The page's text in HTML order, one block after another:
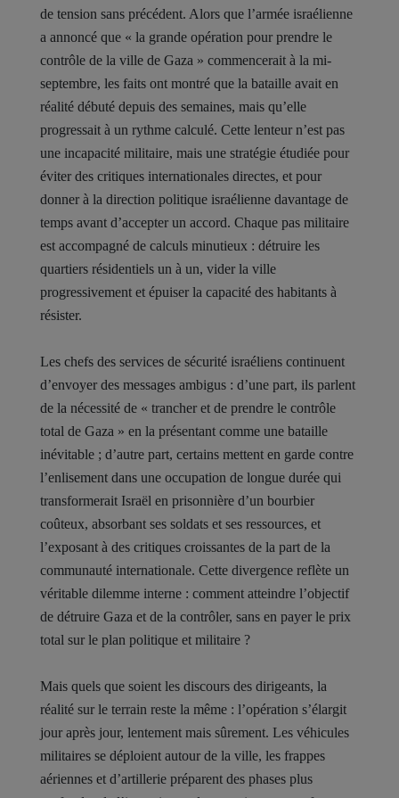
de tension sans précédent. Alors que l’armée israélienne
a annoncé que « la grande opération pour prendre le
contrôle de la ville de Gaza » commencerait à la mi-
septembre, les faits ont montré que la bataille avait en
réalité débuté depuis des semaines, mais qu’elle
progressait à un rythme calculé. Cette lenteur n’est pas
une incapacité militaire, mais une stratégie étudiée pour
éviter des critiques internationales directes, et pour
donner à la direction politique israélienne davantage de
temps avant d’accepter un accord. Chaque pas militaire
est accompagné de calculs minutieux : détruire les
quartiers résidentiels un à un, vider la ville
progressivement et épuiser la capacité des habitants à
résister.
Les chefs des services de sécurité israéliens continuent
d’envoyer des messages ambigus : d’une part, ils parlent
de la nécessité de « trancher et de prendre le contrôle
total de Gaza » en la présentant comme une bataille
inévitable ; d’autre part, certains mettent en garde contre
l’enlisement dans une occupation de longue durée qui
transformerait Israël en prisonnière d’un bourbier
coûteux, absorbant ses soldats et ses ressources, et
l’exposant à des critiques croissantes de la part de la
communauté internationale. Cette divergence reflète un
véritable dilemme interne : comment atteindre l’objectif
de détruire Gaza et de la contrôler, sans en payer le prix
total sur le plan politique et militaire ?
Mais quels que soient les discours des dirigeants, la
réalité sur le terrain reste la même : l’opération s’élargit
jour après jour, lentement mais sûrement. Les véhicules
militaires se déploient autour de la ville, les frappes
aériennes et d’artillerie préparent des phases plus